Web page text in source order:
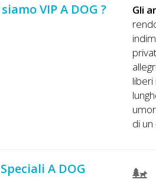
VIP A DOG ? Gli
liberi
di
A DOG